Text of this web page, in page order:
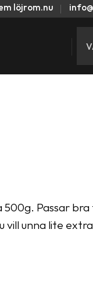
löjrom.nu
kr
kr
500g. Passar
vill unna lite